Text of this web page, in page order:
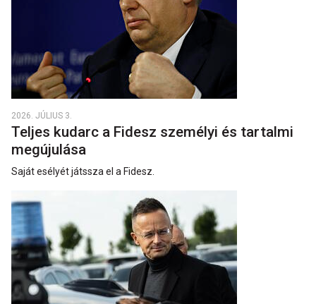
2026. JÚLIUS 3.
Teljes kudarc a Fidesz személyi és tartalmi
megújulása
Saját esélyét játssza el a Fidesz.